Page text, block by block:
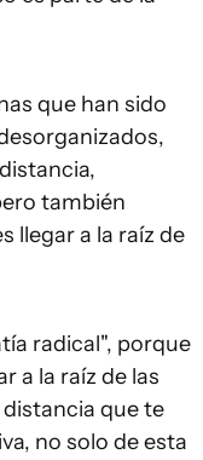
que han sido
también
llegar a la raíz de
radical", porque
a la raíz de las
que te
no solo de esta